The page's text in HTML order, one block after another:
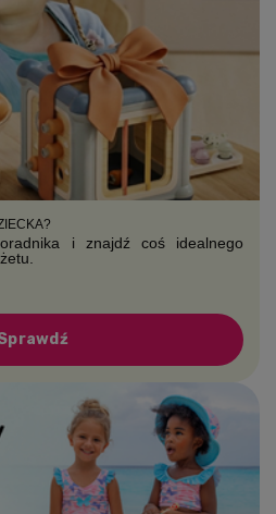
i znajdź coś idealnego